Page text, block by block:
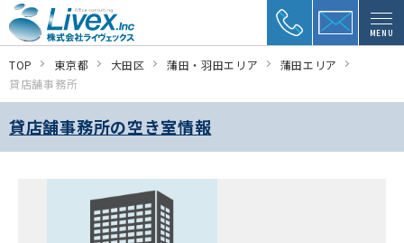
MENU
TOP 東京都 大田区 蒲田・羽田エリア
蒲田エリア
貸店舗事務所
貸店舗事務所の空き室情報